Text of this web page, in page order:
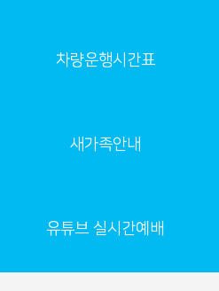
차량운행시간표
새가족안내
유튜브 실시간예배